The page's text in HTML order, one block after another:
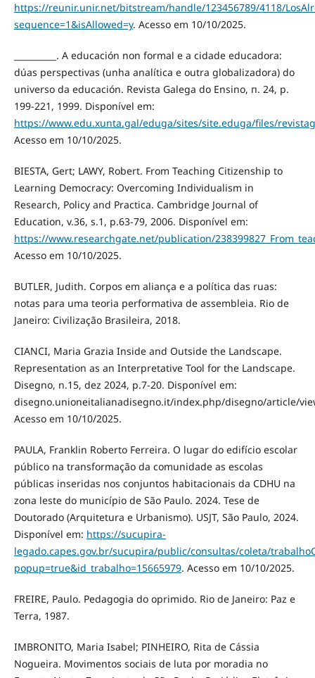
https://reunir.unir.net/bitstream/handle/123456789/4118/
sequence=1&isAllowed=y. Acesso em 10/10/2025.
__________. A educación non formal e a cidade educadora:
dúas perspectivas (unha analítica e outra globalizadora) do
universo da educación. Revista Galega do Ensino, п. 24, р.
199-221, 1999. Disponível em:
https://www.edu.xunta.gal/eduga/sites/site.eduga/files/
Acesso em 10/10/2025.
BIESTA, Gert; LAWY, Robert. From Teaching Citizenship to
Learning Democracy: Overcoming Individualism in
Research, Policy and Practica. Cambridge Journal of
Education, v.36, s.1, p.63-79, 2006. Disponível em:
https://www.researchgate.net/publication/
Acesso em 10/10/2025.
BUTLER, Judith. Corpos em aliança e a política das ruas:
notas para uma teoria performativa de assembleia. Rio de
Janeiro: Civilização Brasileira, 2018.
CIANCI, Maria Grazia Inside and Outside the Landscape.
Representation as an Interpretative Tool for the Landscape.
Disegno, n.15, dez 2024, p.7-20. Disponível em:
disegno.unioneitalianadisegno.it/index.php/disegno/article/
Acesso em 10/10/2025.
PAULA, Franklin Roberto Ferreira. O lugar do edifício escolar
público na transformação da comunidade as escolas
públicas inseridas nos conjuntos habitacionais da CDHU na
zona leste do município de São Paulo. 2024. Tese de
Doutorado (Arquitetura e Urbanismo). USJT, São Paulo, 2024.
Disponível em: https://sucupira-
legado.capes.gov.br/sucupira/public/consultas/coleta/
popup=true&id_trabalho=15665979. Acesso em 10/10/2025.
FREIRE, Paulo. Pedagogia do oprimido. Rio de Janeiro: Paz e
Terra, 1987.
IMBRONITO, Maria Isabel; PINHEIRO, Rita de Cássia
Nogueira. Movimentos sociais de luta por moradia no